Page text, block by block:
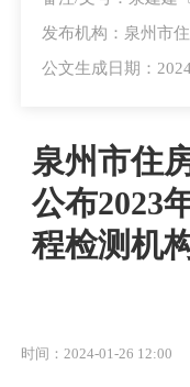
发布机构：泉州市
公文生成日期：
泉州市住
公布2023
程检测机
时间：2024-01-26 12:00